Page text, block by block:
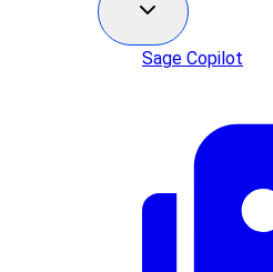
Sage Copilot